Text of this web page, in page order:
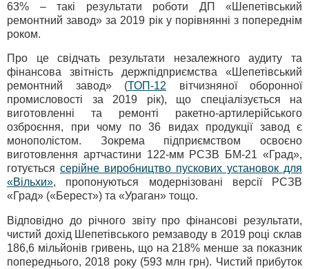
63% – такі результати роботи ДП «Шепетівський
ремонтний завод» за 2019 рік у порівнянні з попереднім
роком.
Про це свідчать результати незалежного аудиту та
фінансова звітність держпідприємства «Шепетівський
ремонтний завод» (ТОП-12 вітчизняної оборонної
промисловості за 2019 рік), що спеціалізується на
виготовленні та ремонті ракетно-артилерійського
озброєння, при чому по 36 видах продукції завод є
монополістом. Зокрема підприємством освоєно
виготовлення артчастини 122-мм РСЗВ БМ-21 «Град»,
готується серійне виробництво пускових установок для
«Вільхи», пропонуються модернізовані версії РСЗВ
«Град» («Берест») та «Ураган» тощо.
Відповідно до річного звіту про фінансові результати,
чистий дохід Шепетівського ремзаводу в 2019 році склав
186,6 мільйонів гривень, що на 218% менше за показник
попереднього, 2018 року (593 млн грн). Чистий прибуток